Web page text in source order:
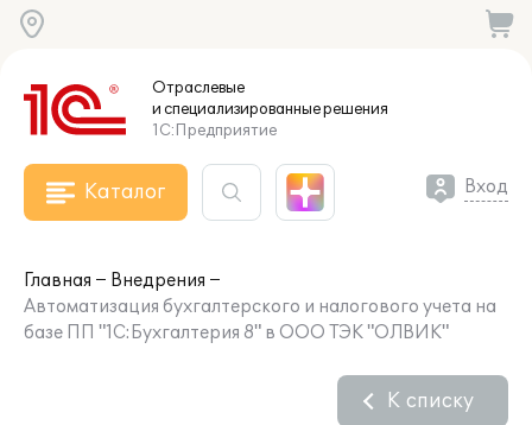
Отраслевые
и специализированныерешения
1С:Предприятие
Каталог Вход
Главная
Внедрения
Автоматизация бухгалтерского и налогового учета на
базе ПП "1С:Бухгалтерия 8" в ООО ТЭК "ОЛВИК"
К списку